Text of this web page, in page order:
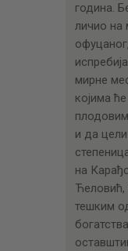
година.
личио на
мирне
којима
и да
на
Ћеловић,
тешким